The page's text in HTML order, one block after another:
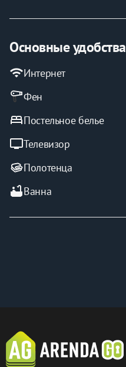
Основные удобства
wifiИнтернет
Фен
bedПостельное белье
tvТелевизор
Полотенца
bathtubВанна